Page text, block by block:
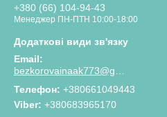
+380 (66) 104-94-43
Менеджер ПН-ПТН 10:00-18:00
bezkorovainaak773@gmail.com
Телефон +380661049443
Viber +380683965170